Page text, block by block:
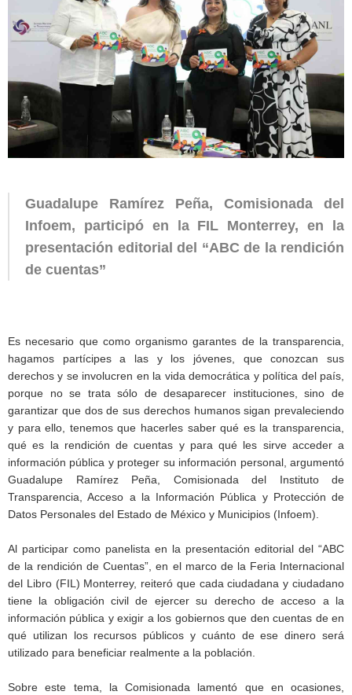
Guadalupe Ramírez Peña, Comisionada del
Infoem, participó en la FIL Monterrey, en la
presentación editorial del “ABC de la rendición
de cuentas”
Es necesario que como organismo garantes de la transparencia,
hagamos partícipes a las y los jóvenes, que conozcan sus
derechos y se involucren en la vida democrática y política del país,
porque no se trata sólo de desaparecer instituciones, sino de
garantizar que dos de sus derechos humanos sigan prevaleciendo
y para ello, tenemos que hacerles saber qué es la transparencia,
qué es la rendición de cuentas y para qué les sirve acceder a
información pública y proteger su información personal, argumentó
Guadalupe Ramírez Peña, Comisionada del Instituto de
Transparencia, Acceso a la Información Pública y Protección de
Datos Personales del Estado de México y Municipios (Infoem).
Al participar como panelista en la presentación editorial del “ABC
de la rendición de Cuentas”, en el marco de la Feria Internacional
del Libro (FIL) Monterrey, reiteró que cada ciudadana y ciudadano
tiene la obligación civil de ejercer su derecho de acceso a la
información pública y exigir a los gobiernos que den cuentas de en
qué utilizan los recursos públicos y cuánto de ese dinero será
utilizado para beneficiar realmente a la población.
Sobre este tema, la Comisionada lamentó que en ocasiones,